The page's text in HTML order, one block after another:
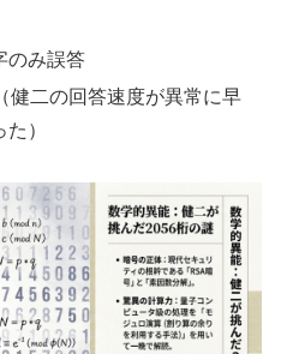
のみ誤答
健二の回答速度が異常に早
）